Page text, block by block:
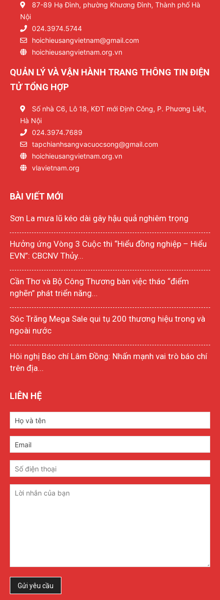
87-89 Hạ Đình, phường Khương Đình, Thành phố Hà
Nội
024.3974.5744
hoichieusangvietnam@gmail.com
hoichieusangvietnam.org.vn
QUẢN LÝ VÀ VẬN HÀNH TRANG THÔNG TIN ĐIỆN
TỬ TỔNG HỢP
Số nhà C6, Lô 18, KĐT mới Định Công, P. Phương Liệt,
Hà Nội
024.3974.7689
tapchianhsangvacuocsong@gmail.com
hoichieusangvietnam.org.vn
vlavietnam.org
BÀI VIẾT MỚI
Sơn La mưa lũ kéo dài gây hậu quả nghiêm trọng
Hưởng ứng Vòng 3 Cuộc thi “Hiểu đồng nghiệp – Hiểu
EVN”: CBCNV Thủy...
Cần Thơ và Bộ Công Thương bàn việc tháo “điểm
nghẽn” phát triển năng...
Sóc Trăng Mega Sale qui tụ 200 thương hiệu trong và
ngoài nước
Hôi nghị Báo chí Lâm Đồng: Nhấn mạnh vai trò báo chí
trên địa...
LIÊN HỆ